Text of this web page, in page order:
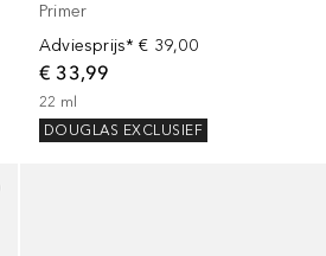
Primer
Adviesprijs* € 39,00
€ 33,99
22 ml
DOUGLAS EXCLUSIEF